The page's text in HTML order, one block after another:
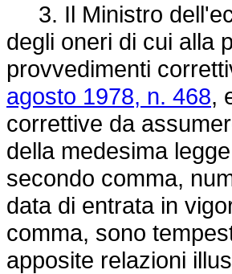
3. Il Ministro
degli oneri di cui alla
provvedimenti
agosto 1978, n. 468,
correttive da
della medesima
secondo comma,
data di entrata in
comma, sono
apposite relazioni